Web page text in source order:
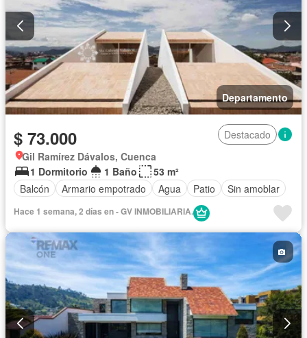
Departamento
$ 73.000
Destacado
Gil Ramírez Dávalos, Cuenca
1 Dormitorio
1 Baño
53 m²
Balcón
Armario empotrado Agua Patio Sin amoblar
Hace 1 semana, 2 días en - GV INMOBILIARIA.